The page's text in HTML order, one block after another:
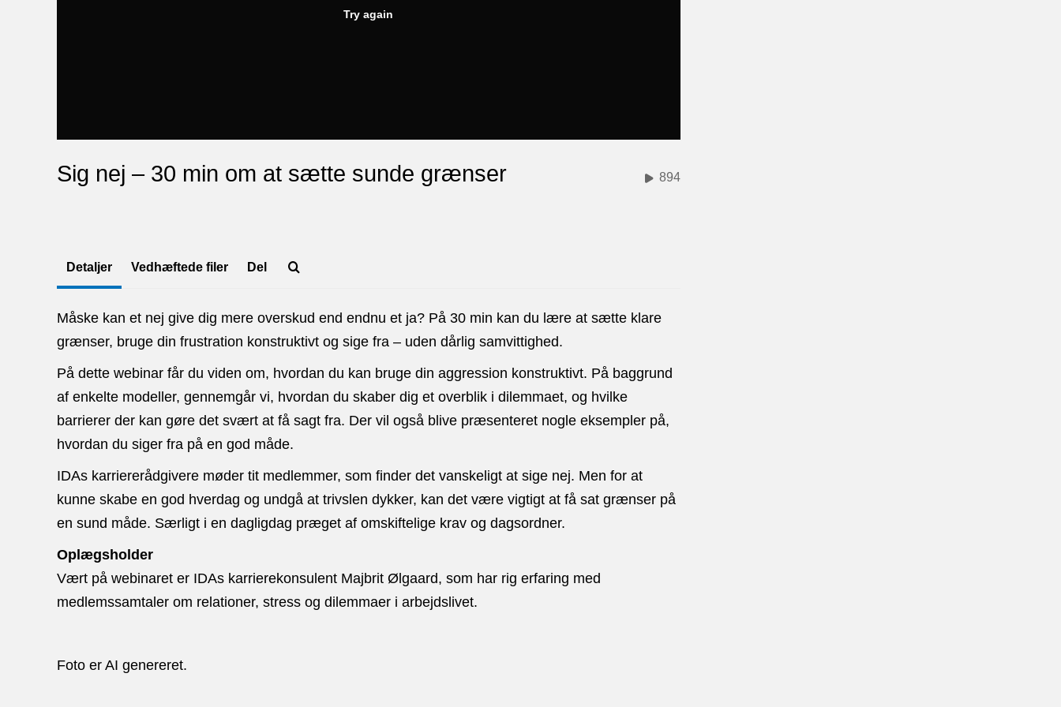
Try again
Sig nej – 30 min om at sætte sunde grænser 894
Detaljer Vedhæftede filer Del
Måske kan et nej give dig mere overskud end endnu et ja? På 30 min kan du lære at sætte klare
grænser, bruge din frustration konstruktivt og sige fra – uden dårlig samvittighed.
På dette webinar får du viden om, hvordan du kan bruge din aggression konstruktivt. På baggrund
af enkelte modeller, gennemgår vi, hvordan du skaber dig et overblik i dilemmaet, og hvilke
barrierer der kan gøre det svært at få sagt fra. Der vil også blive præsenteret nogle eksempler på,
hvordan du siger fra på en god måde.
IDAs karriererådgivere møder tit medlemmer, som finder det vanskeligt at sige nej. Men for at
kunne skabe en god hverdag og undgå at trivslen dykker, kan det være vigtigt at få sat grænser på
en sund måde. Særligt i en dagligdag præget af omskiftelige krav og dagsordner.
Oplægsholder
Vært på webinaret er IDAs karrierekonsulent Majbrit Ølgaard, som har rig erfaring med
medlemssamtaler om relationer, stress og dilemmaer i arbejdslivet.
Foto er AI genereret.